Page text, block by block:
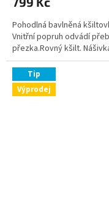
Pohodlná bavlněná
Vnitřní popruh odvádí
přezka.Rovný kšilt.
Tip
Výprodej